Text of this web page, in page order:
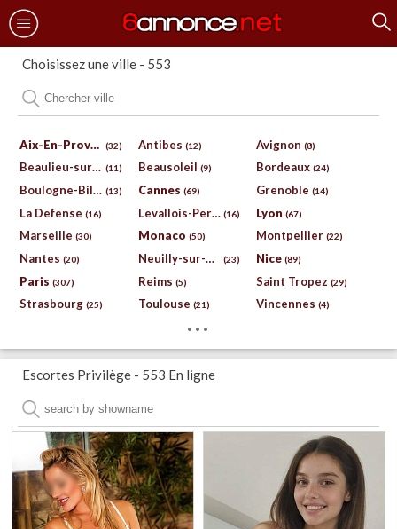
Choisissez une ville - 553
Aix-En-Provence (32) Antibes (12) Avignon (8)
Beaulieu-sur-Mer (11) Beausoleil (9) Bordeaux (24)
Boulogne-Billancourt (13) Cannes (69) Grenoble (14)
La Defense (16) Levallois-Perret (16) Lyon (67)
Marseille (30) Monaco (50) Montpellier (22)
Nantes (20) Neuilly-sur-Seine (23) Nice (89)
Paris (307) Reims (5) Saint Tropez (29)
Strasbourg (25) Toulouse (21) Vincennes (4)
...
Escortes Privilège - 553 En ligne